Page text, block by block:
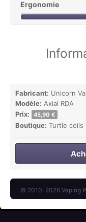
Ergonomie
Fabricant: Unicorn
Modèle: Axial RDA
Prix:
45,90 €
Boutique: Turtle coils
© 2010-2026 Vaping